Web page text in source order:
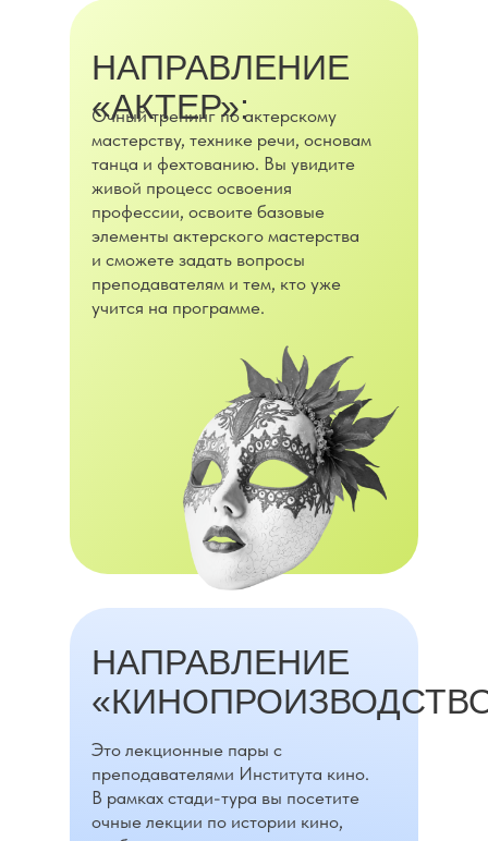
НАПРАВЛЕНИЕ
НАПРАВЛЕНИЕ
«АКТЕР»:
Это лекционные пары с
преподавателями Института кино.
В рамках стади-тура вы посетите
очные лекции по истории кино,
Очный тренинг по актерскому
мастерству, технике речи, основам
танца и фехтованию. Вы увидите
живой процесс освоения
профессии, освоите базовые
элементы актерского мастерства
и сможете задать вопросы
преподавателям и тем, кто уже
учится на программе.
Программа «Актёр»
24 АПРЕЛЯ С 18:00
ДО 21:00
Занятие «Основы сценической речи»
Вадим Курилов
Кол-во мест: 4